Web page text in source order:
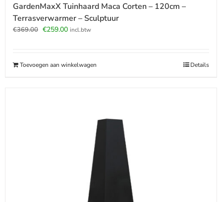
GardenMaxX Tuinhaard Maca Corten – 120cm –
Terrasverwarmer – Sculptuur
€369.00 Oorspronkelijke
€369.00.
€259.00Huidige
€259.00.
incl.btw
Toevoegen aan winkelwagen Details